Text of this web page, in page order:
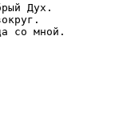
Дух.
со мной.